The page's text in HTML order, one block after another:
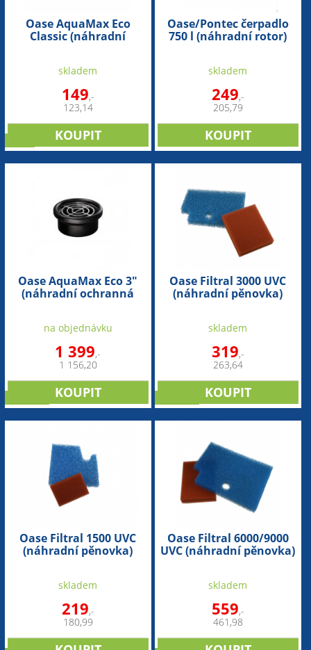
Oase AquaMax Eco
Classic (náhradní
skladem
149,-
123,14
Oase/Pontec čerpadlo
750 l (náhradní rotor)
skladem
249,-
205,79
Oase AquaMax Eco 3"
(náhradní ochranná
na objednávku
1 399,-
1 156,20
Oase Filtral 3000 UVC
(náhradní pěnovka)
skladem
319,-
263,64
Oase Filtral 1500 UVC
(náhradní pěnovka)
skladem
219,-
180,99
Oase Filtral 6000/9000
UVC (náhradní pěnovka)
skladem
559,-
461,98